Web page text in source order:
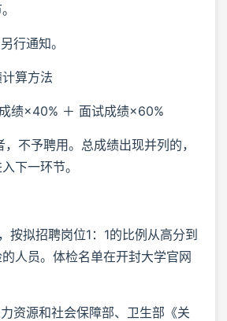
行通知。
计算方法
绩×40% ＋ 面试成绩×60%
不予聘用。总成绩出现并列的，
下一环节。
按拟招聘岗位1：1的比例从高分到
人员。体检名单在开封大学官网
资源和社会保障部、卫生部《关